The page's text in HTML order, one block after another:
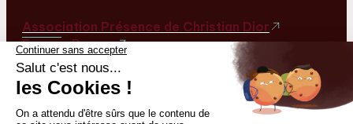
Association Présence de Christian Dior
Espace Presse
Contact
S’inscrire à la newsletter